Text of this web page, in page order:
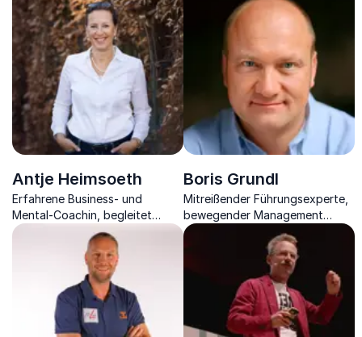
Expertin über
Chancengleichheit und
Willenskraft.
integriert Philosphie in den
Unternehmensalltag.
Antje Heimsoeth
Erfahrene Business- und
Mental-Coachin, begleitet
Vorstände, Führungskräfte,
Vertriebler und Unternehmer
auf dem Weg zu
Spitzenleistungen.
Boris Grundl
Mitreißender Führungsexperte,
bewegender Management
Trainer und Autor setzt mit
Ihnen den Ausreden ein Ende.